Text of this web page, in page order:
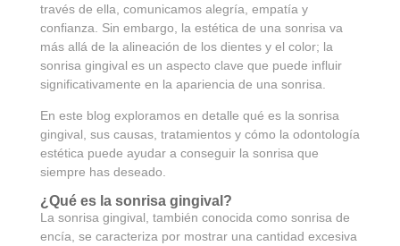
través de ella, comunicamos alegría, empatía y
confianza. Sin embargo, la estética de una sonrisa va
más allá de la alineación de los dientes y el color; la
sonrisa gingival es un aspecto clave que puede influir
significativamente en la apariencia de una sonrisa.
En este blog exploramos en detalle qué es la sonrisa
gingival, sus causas, tratamientos y cómo la odontología
estética puede ayudar a conseguir la sonrisa que
siempre has deseado.
¿Qué es la sonrisa gingival?
La sonrisa gingival, también conocida como sonrisa de
encía, se caracteriza por mostrar una cantidad excesiva